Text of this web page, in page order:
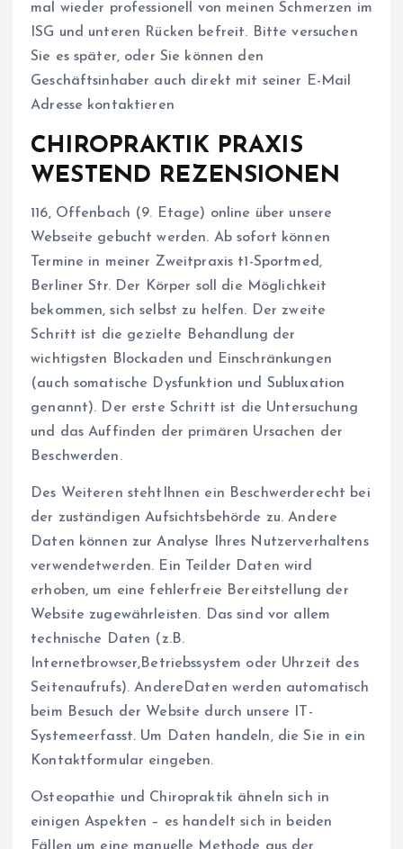
mal wieder professionell von meinen Schmerzen im
ISG und unteren Rücken befreit. Bitte versuchen
Sie es später, oder Sie können den
Geschäftsinhaber auch direkt mit seiner E-Mail
Adresse kontaktieren
CHIROPRAKTIK PRAXIS
WESTEND REZENSIONEN
116, Offenbach (9. Etage) online über unsere
Webseite gebucht werden. Ab sofort können
Termine in meiner Zweitpraxis t1-Sportmed,
Berliner Str. Der Körper soll die Möglichkeit
bekommen, sich selbst zu helfen. Der zweite
Schritt ist die gezielte Behandlung der
wichtigsten Blockaden und Einschränkungen
(auch somatische Dysfunktion und Subluxation
genannt). Der erste Schritt ist die Untersuchung
und das Auffinden der primären Ursachen der
Beschwerden.
Des Weiteren stehtIhnen ein Beschwerderecht bei
der zuständigen Aufsichtsbehörde zu. Andere
Daten können zur Analyse Ihres Nutzerverhaltens
verwendetwerden. Ein Teilder Daten wird
erhoben, um eine fehlerfreie Bereitstellung der
Website zugewährleisten. Das sind vor allem
technische Daten (z.B.
Internetbrowser,Betriebssystem oder Uhrzeit des
Seitenaufrufs). AndereDaten werden automatisch
beim Besuch der Website durch unsere IT-
Systemeerfasst. Um Daten handeln, die Sie in ein
Kontaktformular eingeben.
Osteopathie und Chiropraktik ähneln sich in
einigen Aspekten – es handelt sich in beiden